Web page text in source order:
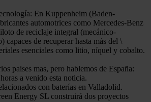
En Kuppenheim (Baden-
automotrices como Mercedes-Benz
de reciclaje integral (mecánico-
capaces de recuperar hasta más del \
esenciales como litio, níquel y cobalto.
paises mas, pero hablemos de España:
a venido esta noticia.
con baterías en Valladolid.
Energy SL construirá dos proyectos